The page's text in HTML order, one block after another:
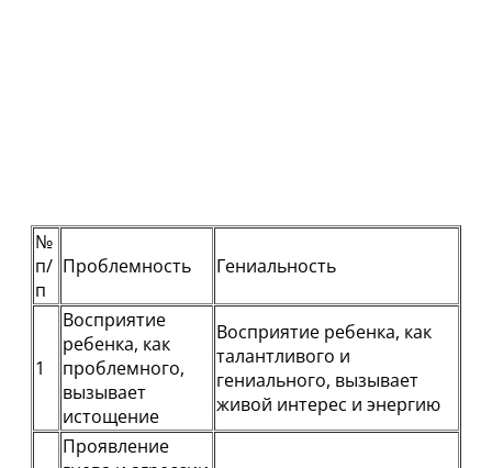
№
п/
п
Проблемность Гениальность
1
Восприятие
ребенка, как
проблемного,
вызывает
истощение
Восприятие ребенка, как
талантливого и
гениального, вызывает
живой интерес и энергию
Проявление